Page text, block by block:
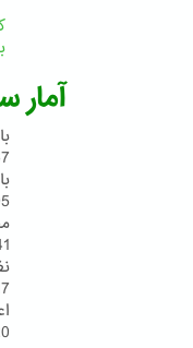
آمار